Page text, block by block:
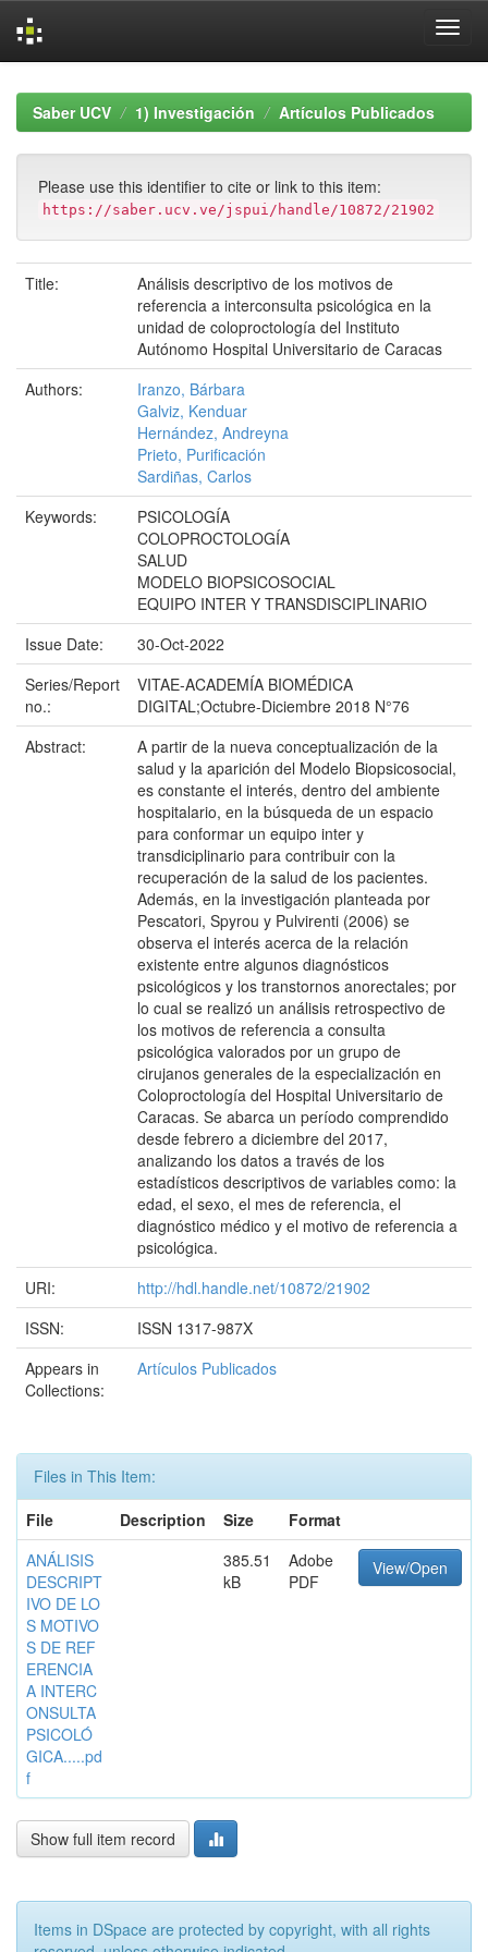
navigationSaber UCV 1) Investigación Artículos Publicados
Please use this identifier to cite or link to this item:
https://saber.ucv.ve/jspui/handle/10872/21902
Title:
Análisis descriptivo de los motivos de
referencia a interconsulta psicológica en la
unidad de coloproctología del Instituto
Autónomo Hospital Universitario de Caracas
Authors:
Iranzo, Bárbara
Galviz, Kenduar
Hernández, Andreyna
Prieto, Purificación
Sardiñas, Carlos
Keywords:
PSICOLOGÍA
COLOPROCTOLOGÍA
SALUD
MODELO BIOPSICOSOCIAL
EQUIPO INTER Y TRANSDISCIPLINARIO
Issue Date:
30-Oct-2022
Series/Report
no.:
VITAE-ACADEMÍA BIOMÉDICA
DIGITAL;Octubre-Diciembre 2018 N°76
Abstract:
A partir de la nueva conceptualización de la
salud y la aparición del Modelo Biopsicosocial,
es constante el interés, dentro del ambiente
hospitalario, en la búsqueda de un espacio
para conformar un equipo inter y
transdiciplinario para contribuir con la
recuperación de la salud de los pacientes.
Además, en la investigación planteada por
Pescatori, Spyrou y Pulvirenti (2006) se
observa el interés acerca de la relación
existente entre algunos diagnósticos
psicológicos y los transtornos anorectales; por
lo cual se realizó un análisis retrospectivo de
los motivos de referencia a consulta
psicológica valorados por un grupo de
cirujanos generales de la especialización en
Coloproctología del Hospital Universitario de
Caracas. Se abarca un período comprendido
desde febrero a diciembre del 2017,
analizando los datos a través de los
estadísticos descriptivos de variables como: la
edad, el sexo, el mes de referencia, el
diagnóstico médico y el motivo de referencia a
psicológica.
URI:
http://hdl.handle.net/10872/21902
ISSN:
ISSN 1317-987X
Appears in
Collections:
Artículos Publicados
Files in This Item:
File
Description Size
Format
ANÁLISIS
DESCRIPT
IVO DE LO
S MOTIVO
S DE REF
ERENCIA
A INTERC
ONSULTA
PSICOLÓ
GICA.....pd
f
385.51
kB
Adobe
PDF
View/Open
Show full item record
Items in DSpace are protected by copyright, with all rights